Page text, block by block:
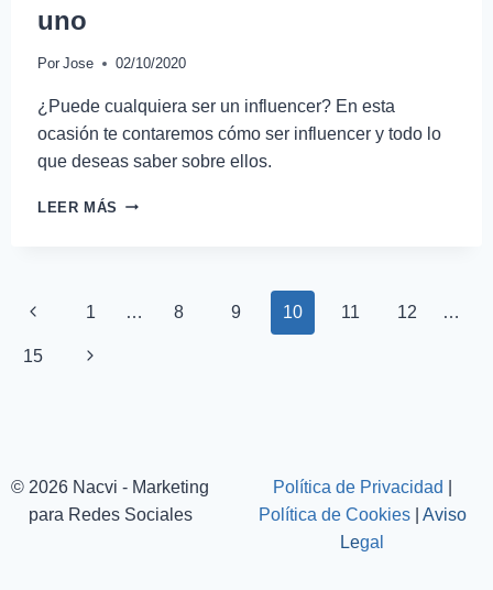
uno
Por Jose 02/10/2020
¿Puede cualquiera ser un influencer? En esta
ocasión te contaremos cómo ser influencer y todo lo
que deseas saber sobre ellos.
LEER MÁS
1 … 8 9 10 11 12 …
15
© 2026 Nacvi - Marketing
para Redes Sociales
Política de Privacidad
Política de Cookies| Aviso
Legal